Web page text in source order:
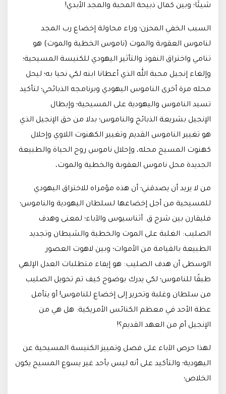
شيئًا؛ وبين كمال ذبيحة المحبة والمجد الأبدي!
السبب الخفي المحزن؛ وراء محاولة إخضاع رب المجد
لناموس العقوبة والموت (ناموس الخطية والموت) هو
تنامي واختراق النفوذ والتأثير اليهودي للكنيسة المسيحية؛
وإلغاء إنجيل محبة الله الذي أعطانا ابنه لكي نحيا به؛ ليحل
محله مرة أخرى الناموس اليهودي وبرنامجه الذبائحي؛ لتأكيد
تسيد الناموس واليهودية على المسيحية؛ وإبطال
الإنجيل بشريعة الذبائح والناموس؛ بدلا من حق الإنجيل الذي
هو تغيير الناموس القديم وتغيير الكهنوت اللاوي وإحلال
كهنوت المسيح محله، وإحلال ناموس روح الحياة والطبيعة
الجديدة محل ناموس العقوبة والخطية والموت،
من لا يريد أن يصدقني؛ أن هذه مؤمراه للاختراق اليهودي
للمسيحية من أجل إخضاعها لسلطان اليهودية والناموس؛
فليقارن بين شرح ق. أثناسيوس والآباء؛ لمعنى وهدف
الصليب: الغلبة على الموت والخطية والشيطان وتجديد
الطبيعة بالقيامة من الأموات؛ وبين لاهوت العصور
الوسطى أن هدف الصليب: هو إيفاء متطلبات العدل الإلهي
طبقًا للناموس؛ لكي يدرك بوضوح كيف تم تحويل الصليب
من سلطان وغلبة وتحرير إلى إخضاع للناموس! أو يتأمل
عظة الأحد في معظم الكنائس الأمريكية: هل هي من
الإنجيل أم من العهد القديم؟!
لهذا حرص الآباء على فصل وتمييز الكنيسة المسيحية عن
اليهودية؛ والتأكيد على أنه ليس بأحد غير يسوع المسيح يكون
الخلاص؛